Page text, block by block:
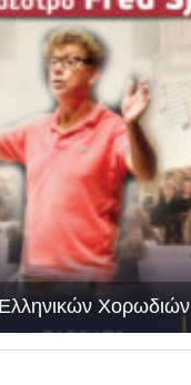
Ελληνικών Χορωδιών